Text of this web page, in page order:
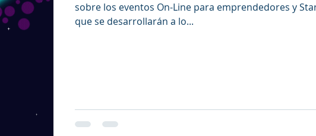
sobre los eventos On-Line para emprendedores y
que se desarrollarán a lo...